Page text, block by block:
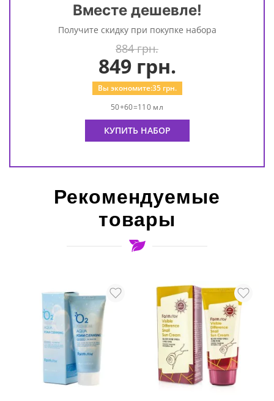
Вместе дешевле!
Получите скидку при покупке набора
884 грн.
849грн.
Вы экономите:35грн.
50+60=110 мл
КУПИТЬ НАБОР
Рекомендуемые
товары